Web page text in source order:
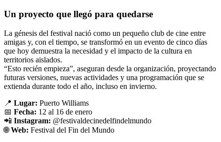
Un proyecto que llegó para quedarse
La génesis del festival nació como un pequeño club de cine entre
amigas y, con el tiempo, se transformó en un evento de cinco días
que hoy demuestra la necesidad y el impacto de la cultura en
territorios aislados.
“Esto recién empieza”, aseguran desde la organización, proyectando
futuras versiones, nuevas actividades y una programación que se
extienda durante todo el año, incluso en invierno.
📍 Lugar: Puerto Williams
📅 Fecha: 12 al 16 de enero
📲 Instagram: @festivaldecinedelfindelmundo
🌐Web: Festival del Fin del Mundo